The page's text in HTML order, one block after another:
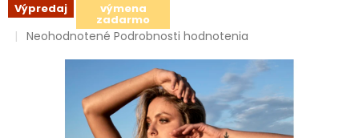
Výpredaj výmena
zadarmo
Priemerné
Neohodnotené Podrobnosti hodnotenia